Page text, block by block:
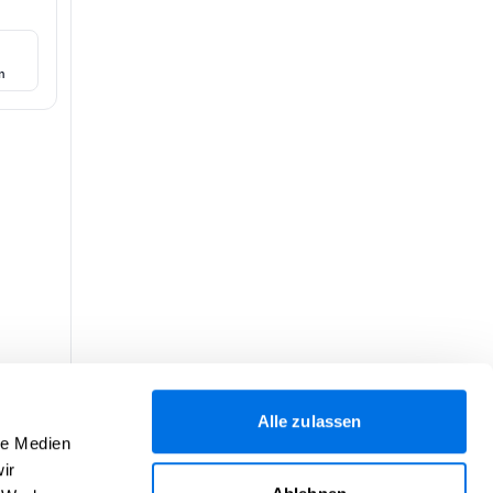
Medien
Alle zulassen